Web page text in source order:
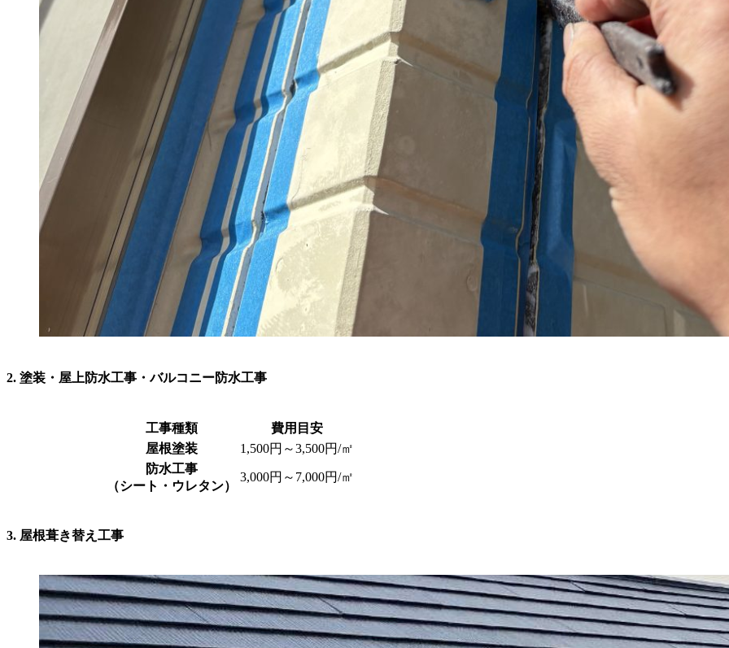
2. 塗装・屋上防水工事・バルコニー防水工事
工事種類
費用目安
屋根塗装
1,500円～3,500円/㎡
防水工事
（シート・ウレタン）
3,000円～7,000円/㎡
3. 屋根葺き替え工事